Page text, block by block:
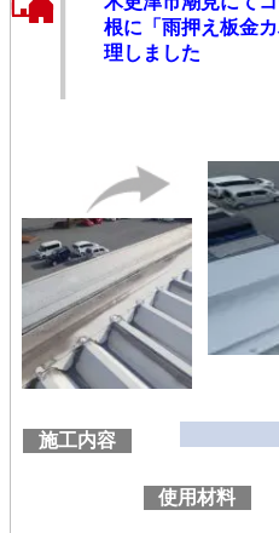
根に「雨押え板金
理しました
施工内容
使用材料